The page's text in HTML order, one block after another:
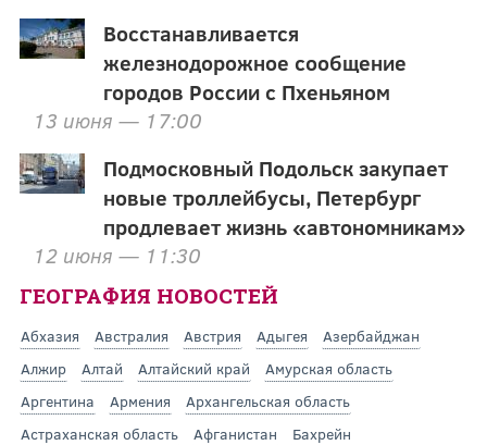
Восстанавливается
железнодорожное сообщение
городов России с Пхеньяном
13 июня — 17:00
Подмосковный Подольск закупает
новые троллейбусы, Петербург
продлевает жизнь «автономникам»
12 июня — 11:30
ГЕОГРАФИЯ НОВОСТЕЙ
Абхазия Австралия Австрия Адыгея
Азербайджан
Алжир
Алтай Алтайский край
Амурская область
Аргентина
Армения
Архангельская область
Астраханская область
Афганистан
Бахрейн